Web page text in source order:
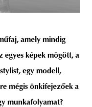
amely mindig
egyes képek mögött, a
egy modell,
mégis önkifejezőek a
munkafolyamat?